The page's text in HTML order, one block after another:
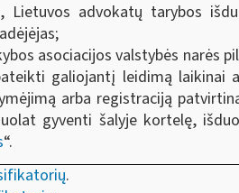
Lietuvos advokatų tarybos
asociacijos valstybės narės
galiojantį leidimą laikinai
arba registraciją
gyventi šalyje kortelę,
“.
.